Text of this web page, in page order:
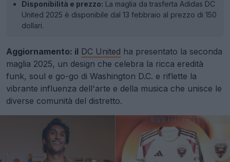
Disponibilità e prezzo: La maglia da trasferta Adidas DC
United 2025 è disponibile dal 13 febbraio al prezzo di 150
dollari.
Aggiornamento: il DC United ha presentato la seconda
maglia 2025, un design che celebra la ricca eredità
funk, soul e go-go di Washington D.C. e riflette la
vibrante influenza dell'arte e della musica che unisce le
diverse comunità del distretto.